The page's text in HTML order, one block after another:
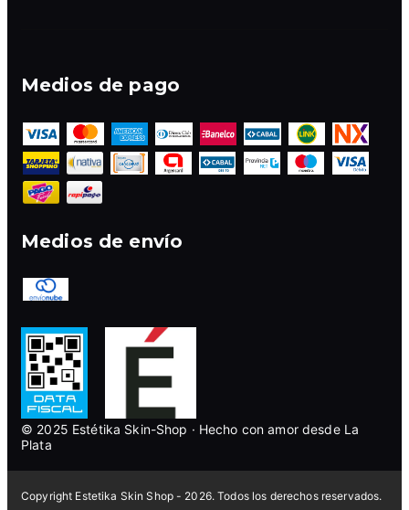
Medios de pago
Medios de envío
© 2025 Estétika Skin-Shop · Hecho con amor desde La
Plata
Copyright Estetika Skin Shop - 2026. Todos los derechos reservados.